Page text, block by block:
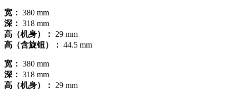
宽： 380 mm
深： 318 mm
高（机身）：
29 mm
高（含旋钮）： 44.5 mm
宽： 380 mm
深： 318 mm
高（机身）：
29 mm